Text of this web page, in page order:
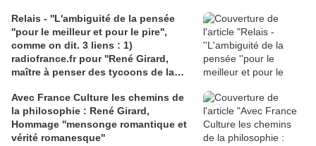
Relais - ''L'ambiguité de la pensée
''pour le meilleur et pour le pire'',
comme on dit. 3 liens : 1)
radiofrance.fr pour ''René Girard,
maître à penser des tycoons de la
agora.qc.ca, pour l'article de Paul
-Émile Roy,''L'indéfectible
espérance''; 3) video bing.com
Patachou sur des paroles de Georges
Avec France Culture les chemins de
la philosophie : René Girard,
Hommage ''mensonge romantique et
vérité romanesque''